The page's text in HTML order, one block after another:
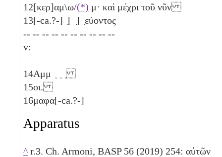
12[κερ]αμ\ω/(*) μ· καὶ μέχρι τοῦ νῦν
13[-ca.?-] ̣[ ̣] ̣εύοντος
-- -- -- -- -- -- -- -- -- --
v:
14Αμμ ̣ ̣ ̣
15οι.
16μαφα[-ca.?-]
Apparatus
^ r.3. Ch. Armoni, BASP 56 (2019) 254: αὐτῶν